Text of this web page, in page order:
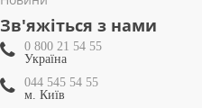
Зв'яжіться з нами
0 800 21 54 55
Україна
044 545 54 55
м. Київ